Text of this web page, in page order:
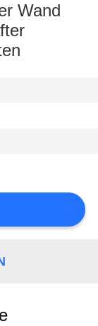
Wand